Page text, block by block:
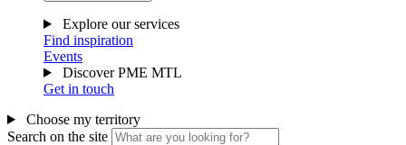
Explore our services
Find inspiration
Events
Discover PME MTL
Get in touch
Choose my territory
Search on the site